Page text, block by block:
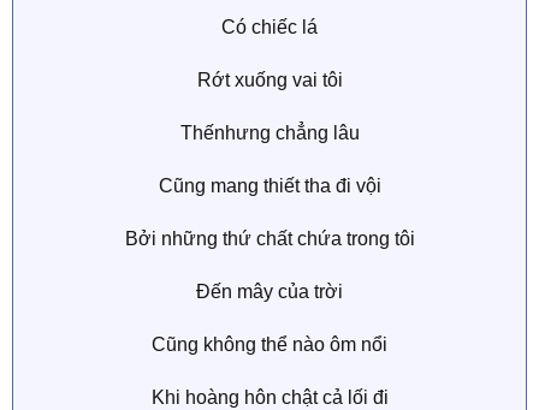
Có chiếc lá
Rớt xuống vai tôi
Thếnhưng chẳng lâu
Cũng mang thiết tha đi vội
Bởi những thứ chất chứa trong tôi
Đến mây của trời
Cũng không thể nào ôm nổi
Khi hoàng hôn chật cả lối đi